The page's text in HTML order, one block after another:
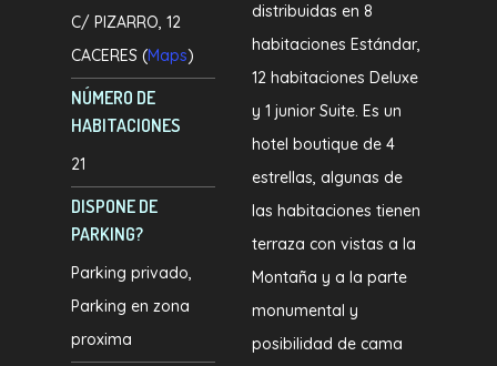
C/ PIZARRO, 12
CACERES (Maps)
NÚMERO DE
HABITACIONES
21
DISPONE DE
PARKING?
Parking privado
Parking en zona
proxima
distribuidas en 8
habitaciones Estándar,
12 habitaciones Deluxe
y 1 junior Suite. Es un
hotel boutique de 4
estrellas, algunas de
las habitaciones tienen
terraza con vistas a la
Montaña y a la parte
monumental y
posibilidad de cama